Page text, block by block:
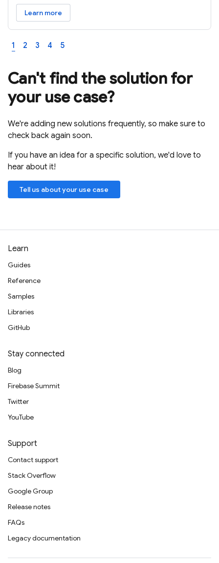
Learn more
1 2 3 4 5
Can't find the solution for
your use case?
We're adding new solutions frequently, so make sure to
check back again soon.
If you have an idea for a specific solution, we'd love to
hear about it!
Tell us about your use case
Learn
Guides
Reference
Samples
Libraries
GitHub
Stay connected
Blog
Firebase Summit
Twitter
YouTube
Support
Contact support
Stack Overflow
Google Group
Release notes
FAQs
Legacy documentation